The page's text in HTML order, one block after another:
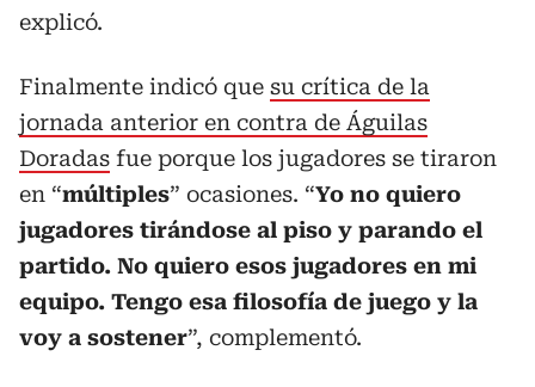
explicó.
Finalmente indicó que su crítica de la
jornada anterior en contra de Águilas
Doradas fue porque los jugadores se tiraron
en “múltiples” ocasiones. “Yo no quiero
jugadores tirándose al piso y parando el
partido. No quiero esos jugadores en mi
equipo. Tengo esa filosofía de juego y la
voy a sostener”, complementó.